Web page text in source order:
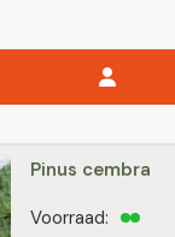
Pinus cembra
Voorraad: